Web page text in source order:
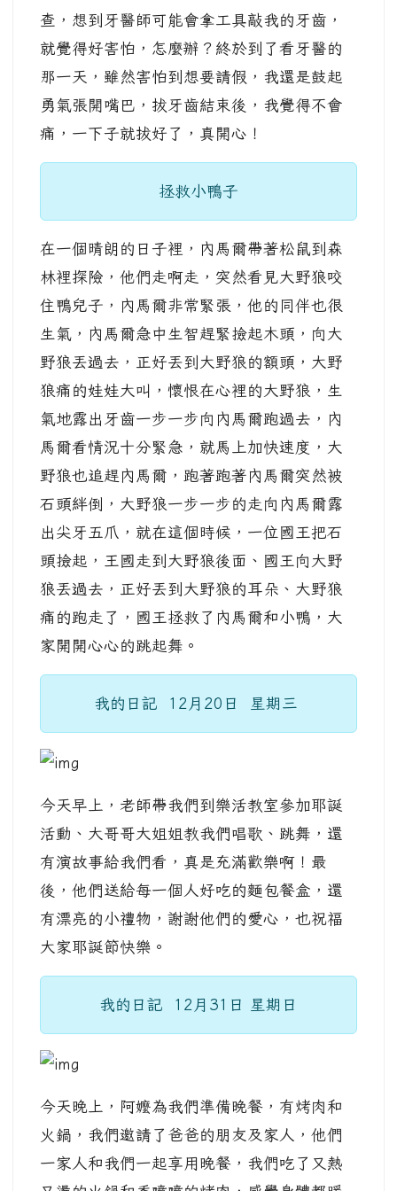
查，想到牙醫師可能會拿工具敲我的牙齒，
就覺得好害怕，怎麼辦？終於到了看牙醫的
那一天，雖然害怕到想要請假，我還是鼓起
勇氣張開嘴巴，拔牙齒結束後，我覺得不會
痛，一下子就拔好了，真開心！
拯救小鴨子
在一個晴朗的日子裡，內馬爾帶著松鼠到森
林裡探險，他們走啊走，突然看見大野狼咬
住鴨兒子，內馬爾非常緊張，他的同伴也很
生氣，內馬爾急中生智趕緊撿起木頭，向大
野狼丟過去，正好丟到大野狼的額頭，大野
狼痛的娃娃大叫，懷恨在心裡的大野狼，生
氣地露出牙齒一步一步向內馬爾跑過去，內
馬爾看情況十分緊急，就馬上加快速度，大
野狼也追趕內馬爾，跑著跑著內馬爾突然被
石頭絆倒，大野狼一步一步的走向內馬爾露
出尖牙五爪，就在這個時候，一位國王把石
頭撿起，王國走到大野狼後面、國王向大野
狼丟過去，正好丟到大野狼的耳朵、大野狼
痛的跑走了，國王拯救了內馬爾和小鴨，大
家開開心心的跳起舞。
我的日記 12月20日 星期三
今天早上，老師帶我們到樂活教室參加耶誕
活動、大哥哥大姐姐教我們唱歌、跳舞，還
有演故事給我們看，真是充滿歡樂啊！最
後，他們送給每一個人好吃的麵包餐盒，還
有漂亮的小禮物，謝謝他們的愛心，也祝福
大家耶誕節快樂。
我的日記 12月31日 星期日
今天晚上，阿嬤為我們準備晚餐，有烤肉和
火鍋，我們邀請了爸爸的朋友及家人，他們
一家人和我們一起享用晚餐，我們吃了又熱